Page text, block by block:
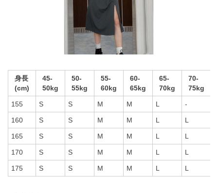
身長
(cm)
45-
50kg
50-
55kg
55-
60kg
60-
65kg
65-
70kg
70-
75kg
155 S S M M L -
160 S S M M L L
165 S S M M L L
170 S S M M L L
175 S S M M L L